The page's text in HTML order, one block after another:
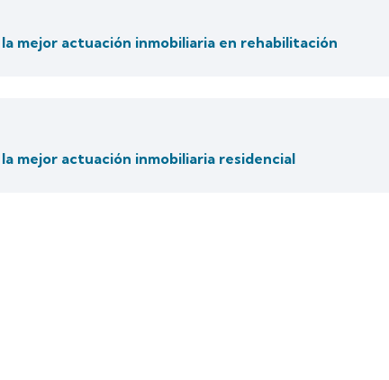
mejor actuación inmobiliaria en rehabilitación
mejor actuación inmobiliaria residencial